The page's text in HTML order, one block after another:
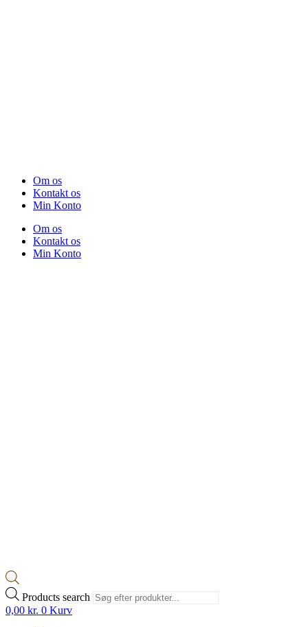
Om os
Kontakt os
Min Konto
Om os
Kontakt os
Min Konto
Products search
0,00 kr. 0 Kurv